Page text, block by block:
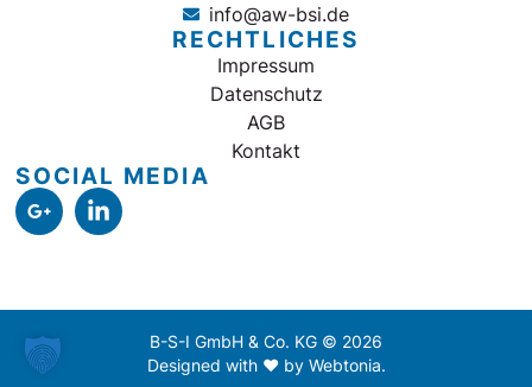
info@aw-bsi.de
RECHTLICHES
Impressum
Datenschutz
AGB
Kontakt
SOCIAL MEDIA
B-S-I GmbH & Co. KG © 2026
Designed with ♥ by Webtonia.